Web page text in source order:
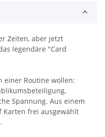
Zeiten, aber jetzt
legendäre "Card
einer Routine wollen:
Spannung. Aus einem
Karten frei ausgewählt